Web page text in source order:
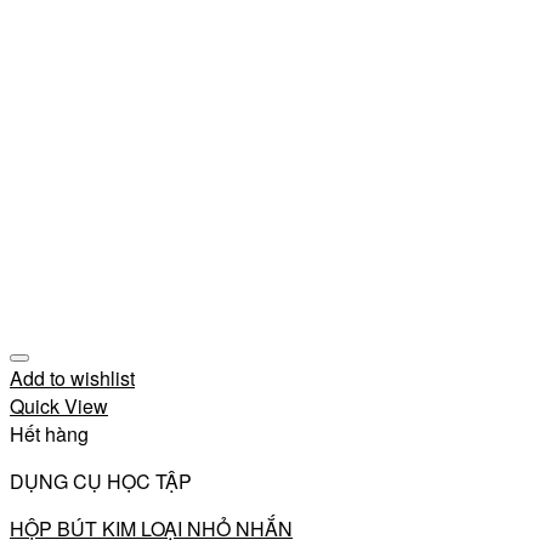
Add to wishlist
Quick View
Hết hàng
DỤNG CỤ HỌC TẬP
HỘP BÚT KIM LOẠI NHỎ NHẮN